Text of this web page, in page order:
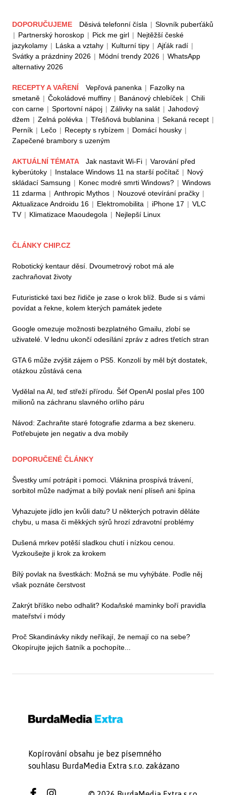
DOPORUČUJEME Děsivá telefonní čísla | Slovník puberťáků
| Partnerský horoskop | Pick me girl | Nejtěžší české
jazykolamy | Láska a vztahy | Kulturní tipy | Ajťák radí |
Svátky a prázdniny 2026 | Módní trendy 2026 | WhatsApp
alternativy 2026
RECEPTY A VAŘENÍ Vepřová panenka | Fazolky na
smetaně | Čokoládové muffiny | Banánový chlebíček | Chili
con carne | Sportovní nápoj | Zálivky na salát | Jahodový
džem | Zelná polévka | Třešňová bublanina | Sekaná recept |
Perník | Lečo | Recepty s rybízem | Domácí housky |
Zapečené brambory s uzeným
AKTUÁLNÍ TÉMATA Jak nastavit Wi-Fi | Varování před
kyberútoky | Instalace Windows 11 na starší počítač | Nový
skládací Samsung | Konec modré smrti Windows? | Windows
11 zdarma | Anthropic Mythos | Nouzové otevírání pračky |
Aktualizace Androidu 16 | Elektromobilita | iPhone 17 | VLC
TV | Klimatizace Maoudegola | Nejlepší Linux
ČLÁNKY CHIP.CZ
Robotický kentaur děsí. Dvoumetrový robot má ale
zachraňovat životy
Futuristické taxi bez řidiče je zase o krok blíž. Bude si s vámi
povídat a řekne, kolem kterých památek jedete
Google omezuje možnosti bezplatného Gmailu, zlobí se
uživatelé. V lednu ukončí odesílání zpráv z adres třetích stran
GTA 6 může zvýšit zájem o PS5. Konzolí by měl být dostatek,
otázkou zůstává cena
Vydělal na AI, teď střeží přírodu. Šéf OpenAI poslal přes 100
milionů na záchranu slavného orlího páru
Návod: Zachraňte staré fotografie zdarma a bez skeneru.
Potřebujete jen negativ a dva mobily
DOPORUČENÉ ČLÁNKY
Švestky umí potrápit i pomoci. Vláknina prospívá trávení,
sorbitol může nadýmat a bílý povlak není plíseň ani špína
Vyhazujete jídlo jen kvůli datu? U některých potravin děláte
chybu, u masa či měkkých sýrů hrozí zdravotní problémy
Dušená mrkev potěší sladkou chutí i nízkou cenou.
Vyzkoušejte ji krok za krokem
Bílý povlak na švestkách: Možná se mu vyhýbáte. Podle něj
však poznáte čerstvost
Zakrýt bříško nebo odhalit? Kodaňské maminky boří pravidla
mateřství i módy
Proč Skandinávky nikdy neříkají, že nemají co na sebe?
Okopírujte jejich šatník a pochopíte...
Kopírování obsahu je bez písemného
souhlasu BurdaMedia Extra s.r.o. zakázano